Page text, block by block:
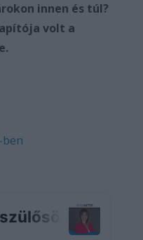
innen és túl?
volt a
ben